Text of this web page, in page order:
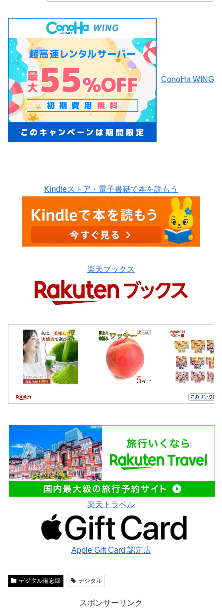
ConoHa WING
Kindleストア・電子書籍で本を読もう
楽天ブックス
楽天トラベル
Apple Gift Card 認定店
デジタル備忘録 デジタル
スポンサーリンク